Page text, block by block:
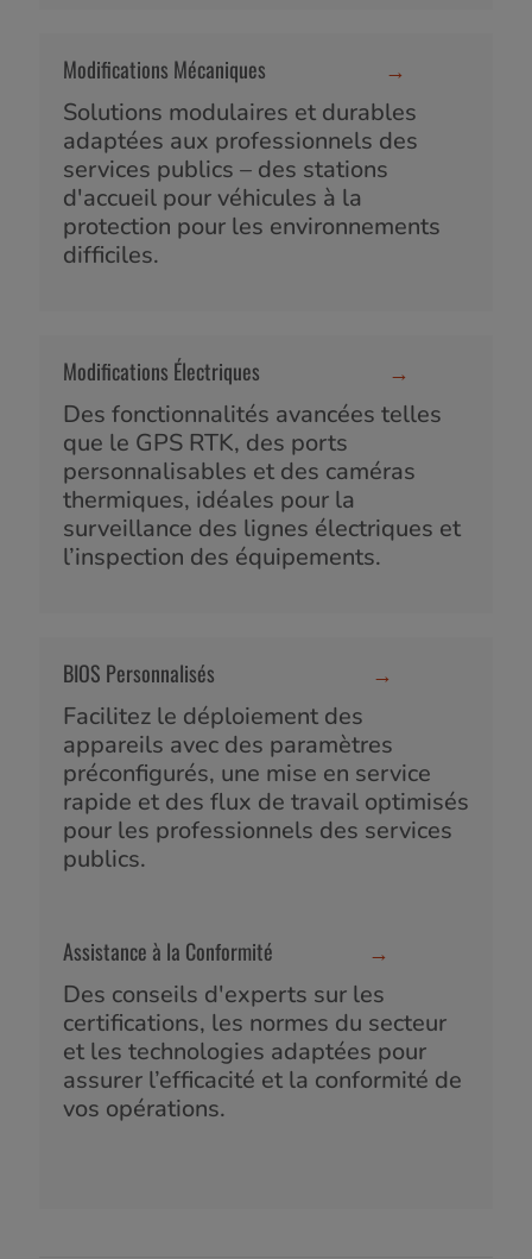
Modifications Mécaniques →
Solutions modulaires et durables
adaptées aux professionnels des
services publics – des stations
d'accueil pour véhicules à la
protection pour les environnements
difficiles.
Modifications Électriques →
Des fonctionnalités avancées telles
que le GPS RTK, des ports
personnalisables et des caméras
thermiques, idéales pour la
surveillance des lignes électriques et
l’inspection des équipements.
BIOS Personnalisés →
Facilitez le déploiement des
appareils avec des paramètres
préconfigurés, une mise en service
rapide et des flux de travail optimisés
pour les professionnels des services
publics.
Assistance à la Conformité →
Des conseils d'experts sur les
certifications, les normes du secteur
et les technologies adaptées pour
assurer l’efficacité et la conformité de
vos opérations.